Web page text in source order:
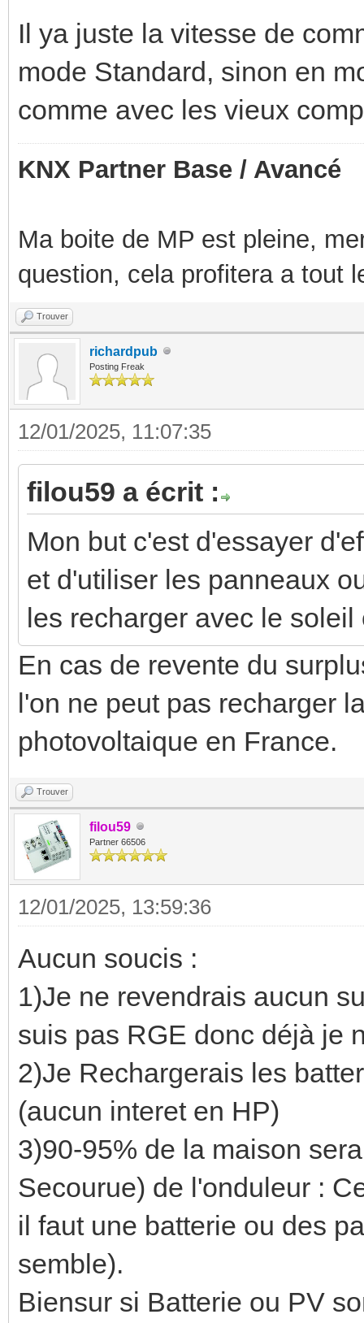
Il ya juste la vitesse de
mode Standard, sinon en
comme avec les vieux
KNX Partner Base / Avancé
Ma boite de MP est pleine,
question, cela profitera a tout
Trouver
richardpub
Posting Freak
12/01/2025, 11:07:35
filou59 a écrit :
Mon but c'est d'essayer
et d'utiliser les panneaux
les recharger avec le
En cas de revente du
l'on ne peut pas recharger
photovoltaique en France.
Trouver
filou59
Partner 66506
12/01/2025, 13:59:36
Aucun soucis :
1)Je ne revendrais aucun
suis pas RGE donc déjà je
2)Je Rechargerais les
(aucun interet en HP)
3)90-95% de la maison
Secourue) de l'onduleur :
il faut une batterie ou des
semble).
Biensur si Batterie ou PV